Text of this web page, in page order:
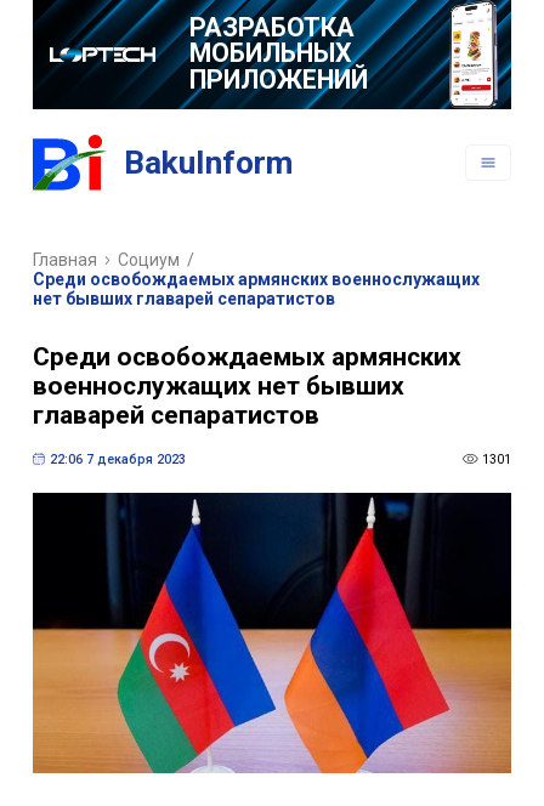
РАЗРАБОТКА
МОБИЛЬНЫХ
ПРИЛОЖЕНИЙ
BakuInform
Главная Социум /
Среди освобождаемых армянских военнослужащих
нет бывших главарей сепаратистов
Среди освобождаемых армянских
военнослужащих нет бывших
главарей сепаратистов
22:06 7 декабря 2023 1301